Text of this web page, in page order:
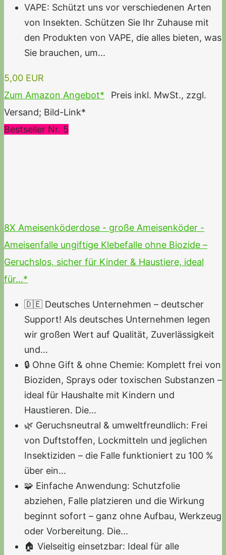
VAPE: Schützt uns vor verschiedenen Arten
von Insekten. Schützen Sie Ihr Zuhause mit
den Produkten von VAPE, die alles bieten, was
Sie brauchen, um...
5,00 EUR
Zum Amazon Angebot*
Preis inkl. MwSt., zzgl.
Versand; Bild-Link*
Bestseller Nr. 5
8X Ameisenköderdose - große Ameisenköder -
Ameisenfalle ungiftige Klebefalle ohne Biozide –
Geruchslos, sicher für Kinder & Haustiere, ideal
für...*
🇩🇪 Deutsches Unternehmen – deutscher
Support! Als deutsches Unternehmen legen
wir großen Wert auf Qualität, Zuverlässigkeit
und...
🔒 Ohne Gift & ohne Chemie: Komplett frei von
Bioziden, Sprays oder toxischen Substanzen –
ideal für Haushalte mit Kindern und
Haustieren. Die...
🌿 Geruchsneutral & umweltfreundlich: Frei
von Duftstoffen, Lockmitteln und jeglichen
Insektiziden – die Falle funktioniert zu 100 %
über ein...
🧩 Einfache Anwendung: Schutzfolie
abziehen, Falle platzieren und die Wirkung
beginnt sofort – ganz ohne Aufbau, Werkzeug
oder Vorbereitung. Die...
🏠 Vielseitig einsetzbar: Ideal für alle